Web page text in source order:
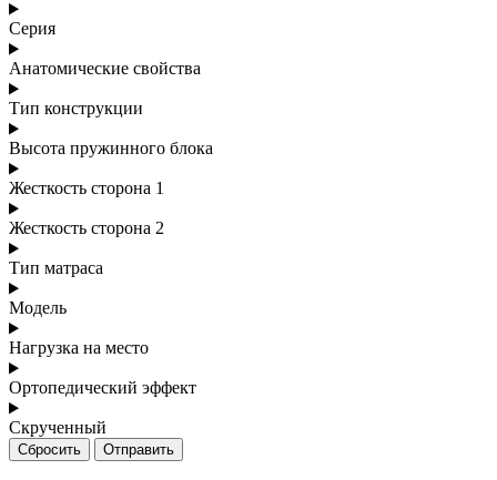
Серия
Анатомические свойства
Тип конструкции
Высота пружинного блока
Жесткость сторона 1
Жесткость сторона 2
Тип матраса
Модель
Нагрузка на место
Ортопедический эффект
Скрученный
Сбросить Отправить